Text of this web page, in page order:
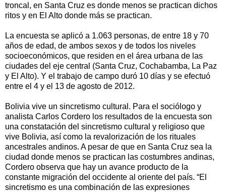
troncal, en Santa Cruz es donde menos se practican dichos
ritos y en El Alto donde más se practican.
La encuesta se aplicó a 1.063 personas, de entre 18 y 70
años de edad, de ambos sexos y de todos los niveles
socioeconómicos, que residen en el área urbana de las
ciudades del eje central (Santa Cruz, Cochabamba, La Paz
y El Alto). Y el trabajo de campo duró 10 días y se efectuó
entre el 4 y el 13 de agosto de 2012.
Bolivia vive un sincretismo cultural. Para el sociólogo y
analista Carlos Cordero los resultados de la encuesta son
una constatación del sincretismo cultural y religioso que
vive Bolivia, así como la revalorización de los rituales
ancestrales andinos. A pesar de que en Santa Cruz sea la
ciudad donde menos se practican las costumbres andinas,
Cordero observa que hay un avance producto de la
constante migración del occidente al oriente del país. “El
sincretismo es una combinación de las expresiones